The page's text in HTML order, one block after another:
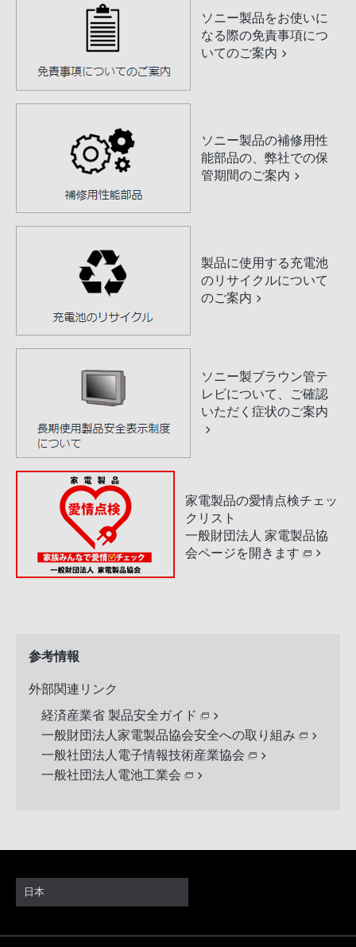
ソニー製品をお使いに
なる際の免責事項につ
いてのご案内
ソニー製品の補修用性
能部品の、弊社での保
管期間のご案内
製品に使用する充電池
のリサイクルについて
のご案内
ソニー製ブラウン管テ
レビについて、ご確認
いただく症状のご案内
家電製品の愛情点検チェッ
クリスト
一般財団法人 家電製品協
会ページを開きます
参考情報
外部関連リンク
経済産業省 製品安全ガイド
一般財団法人家電製品協会安全への取り組み
一般社団法人電子情報技術産業協会
一般社団法人電池工業会
日本